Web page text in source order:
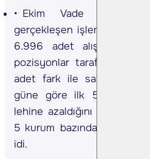
Ekim Vade Endeks
gerçekleşen işlemlerde ilk
6.996 adet alış
pozisyonlar tarafında ilk 5
adet fark ile satışların
güne göre ilk 5 kurum
lehine azaldığını
5 kurum bazında fark
idi.